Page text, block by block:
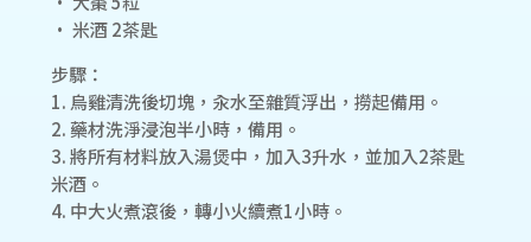
• 米酒 2茶匙
步驟：
1. 烏雞清洗後切塊，汆水至雜質浮出，撈起備用。
2. 藥材洗淨浸泡半小時，備用。
3. 將所有材料放入湯煲中，加入3升水，並加入2茶匙
米酒。
4. 中大火煮滾後，轉小火續煮1小時。